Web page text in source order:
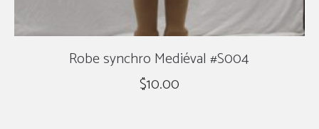
Robe synchro Mediéval #S004
$10.00